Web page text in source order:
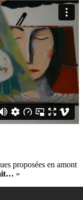
proposées en amont
»